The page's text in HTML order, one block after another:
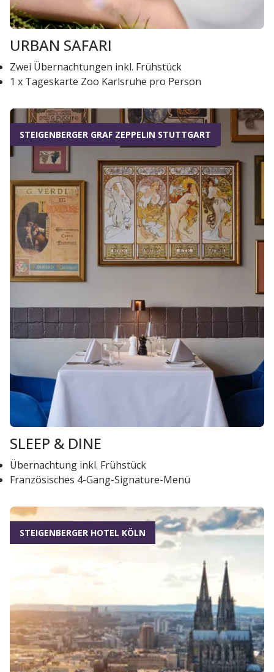
URBAN SAFARI
Zwei Übernachtungen inkl. Frühstück
1 x Tageskarte Zoo Karlsruhe pro Person
STEIGENBERGER GRAF ZEPPELIN STUTTGART
SLEEP & DINE
Übernachtung inkl. Frühstück
Französisches 4-Gang-Signature-Menü
STEIGENBERGER HOTEL KÖLN